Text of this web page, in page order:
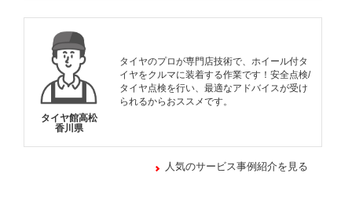
タイヤ館高松
香川県
タイヤのプロが専門店技術で、ホイール付タ
イヤをクルマに装着する作業です！安全点検/
タイヤ点検を行い、最適なアドバイスが受け
られるからおススメです。
人気のサービス事例紹介を見る